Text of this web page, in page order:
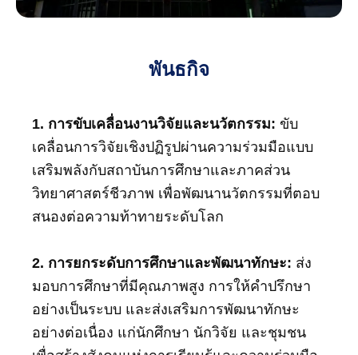
พันธกิจ
1. การขับเคลื่อนงานวิจัยและนวัตกรรม: ขับ
เคลื่อนการวิจัยเชิงปฏิรูปผ่านความร่วมมือแบบ
เสริมพลังกับสถาบันการศึกษาและภาคส่วน
วิทยาศาสตร์ชีวภาพ เพื่อพัฒนานวัตกรรมที่ตอบ
สนองต่อความท้าทายระดับโลก
2. การยกระดับการศึกษาและพัฒนาทักษะ: ส่ง
มอบการศึกษาที่มีคุณภาพสูง การให้คำปรึกษา
อย่างเป็นระบบ และส่งเสริมการพัฒนาทักษะ
อย่างต่อเนื่อง แก่นักศึกษา นักวิจัย และชุมชน